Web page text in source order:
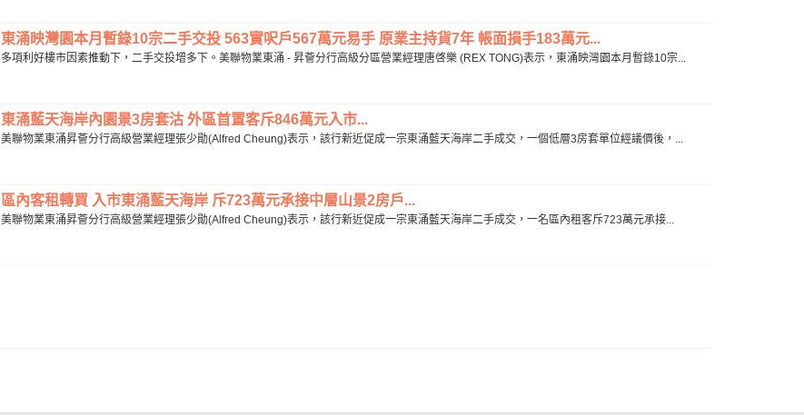
東涌映灣園本月暫錄10宗二手交投 563實呎戶567萬元易手 原業主持貨7年 帳面損手183萬元...
多項利好樓市因素推動下，二手交投增多下。美聯物業東涌 - 昇薈分行高級分區營業經理唐啓樂 (REX TONG)表示，東涌映灣園本月暫錄10宗...
東涌藍天海岸內園景3房套沽 外區首置客斥846萬元入市...
美聯物業東涌昇薈分行高級營業經理張少勛(Alfred Cheung)表示，該行新近促成一宗東涌藍天海岸二手成交，一個低層3房套單位經議價後，...
區內客租轉買 入市東涌藍天海岸 斥723萬元承接中層山景2房戶...
美聯物業東涌昇薈分行高級營業經理張少勛(Alfred Cheung)表示，該行新近促成一宗東涌藍天海岸二手成交，一名區內租客斥723萬元承接...